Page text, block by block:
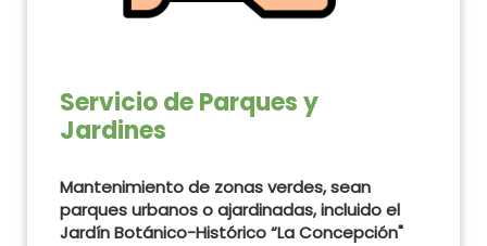
Servicio de Parques y
Jardines
Mantenimiento de zonas verdes, sean
parques urbanos o ajardinadas, incluido el
Jardín Botánico-Histórico “La Concepción"